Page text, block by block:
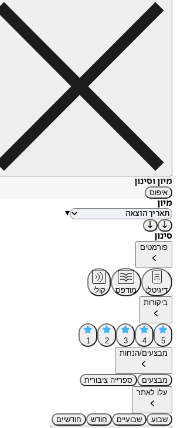
מיון וסינון
איפוס
מיון
▾
סינון
פורמטים
דיגיטלי מודפס
קולי
ביקורות
5
4
3
2
1
מבצעים/הנחות
מבצעים
ספרייה ציבורית
עלו לאתר
שבוע שבועיים חודש
חודשיים